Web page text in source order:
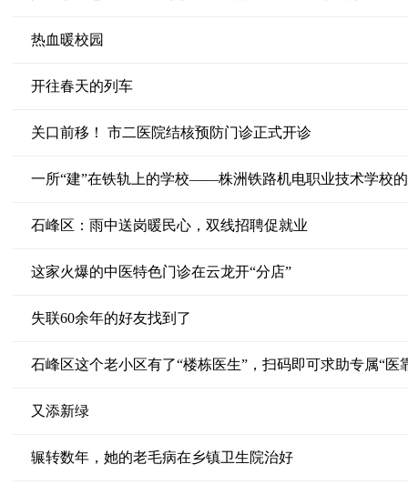
热血暖校园
开往春天的列车
关口前移！ 市二医院结核预防门诊正式开诊
一所“建”在铁轨上的学校——株洲铁路机电职业技术学校
石峰区：雨中送岗暖民心，双线招聘促就业
这家火爆的中医特色门诊在云龙开“分店”
失联60余年的好友找到了
石峰区这个老小区有了“楼栋医生”，扫码即可求助专属“医
又添新绿
辗转数年，她的老毛病在乡镇卫生院治好